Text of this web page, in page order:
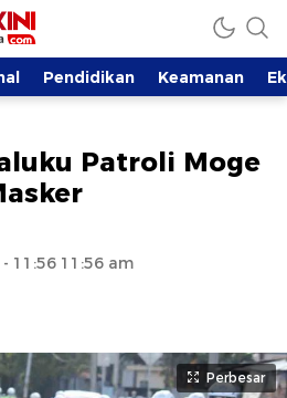
Pendidikan Keamanan
Patroli Moge
11:56 11:56 am
Perbesar